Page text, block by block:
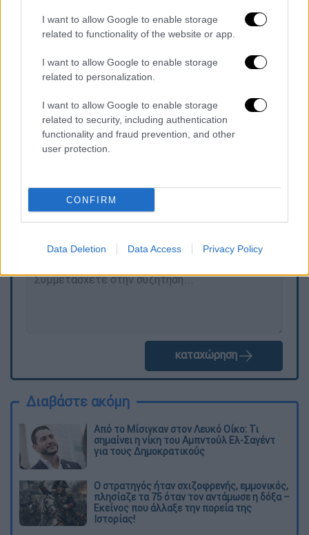
I want to allow Google to enable storage
related to functionality of the website or app.
I want to allow Google to enable storage
related to personalization.
I want to allow Google to enable storage
related to security, including authentication
functionality and fraud prevention, and other
user protection.
CONFIRM
Data Deletion Data Access Privacy Policy
πλαίσιο δεσμεύσεων που περιλαμβάνει
μεταξύ άλλων κατάπαυση των εχθροπραξιών
σε όλα τα μέτωπα, συμπεριλαμβανομένου
του Λιβάνου, άρση κυρώσεων,
επαναλειτουργία των Στενών του Ορμούζ,
οικονομική στήριξη του Ιράν και νέους
κανόνες για το πυρηνικό του πρόγραμμα.
Τα σχολιά σας δημοσιεύονται άμεσα με δική σας ευθύνη. Το
ΕΘΝΟΣ θα παρεμβαίνει και τα προσβλητικά σχόλια θα
διαγράφονται
καταχώρηση
Διαβάστε ακόμη
Από το Μίσιγκαν στον Λευκό Οίκο: Τι
σημαίνει η νίκη του Αμπντούλ Ελ-Σαγέντ
για τους Δημοκρατικούς
O στρατηγός ήταν σχιζοφρενής, εμμονικός,
πλησίαζε τα 75 όταν τον αντάμωσε η δόξα –
Εκείνος που άλλαξε την πορεία της
Ιστορίας!